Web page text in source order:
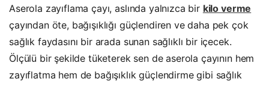
Aserola zayıflama çayı, aslında yalnızca bir kilo verme
çayından öte, bağışıklığı güçlendiren ve daha pek çok
sağlık faydasını bir arada sunan sağlıklı bir içecek.
Ölçülü bir şekilde tüketerek sen de aserola çayının hem
zayıflatma hem de bağışıklık güçlendirme gibi sağlık